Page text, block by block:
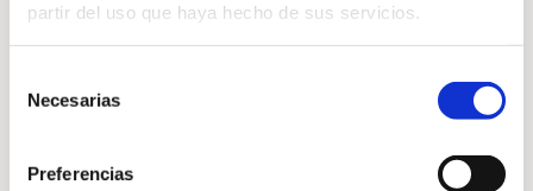
partir del uso que haya hecho de sus servicios.
Necesarias
Preferencias
Liberar bloqueos energéticos
Favorecer claridad mental
equilibrio
oportunidades